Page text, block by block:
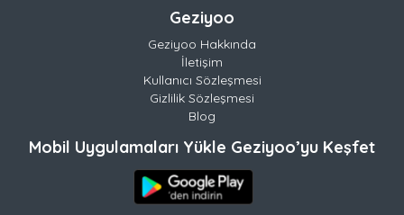
Geziyoo
Geziyoo Hakkında
İletişim
Kullanıcı Sözleşmesi
Gizlilik Sözleşmesi
Blog
Mobil Uygulamaları Yükle Geziyoo’yu Keşfet